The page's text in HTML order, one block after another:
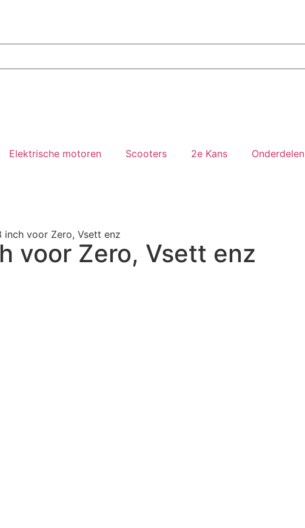
Elektrische motoren Scooters 2e Kans Onderdelen
inch voor Zero, Vsett enz
voor Zero, Vsett enz